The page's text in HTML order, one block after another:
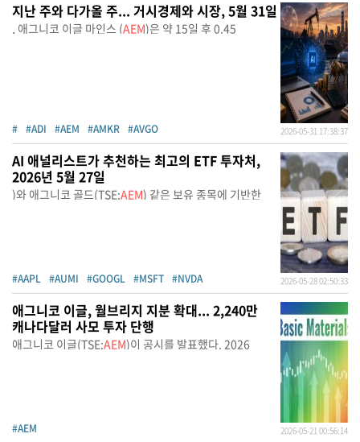
지난 주와 다가올 주... 거시경제와 시장, 5월 31일
, 애그니코 이글 마인스 (AEM)은 약 15일 후 0.45
# #ADI #AEM #AMKR #AVGO 2026-05-31 17:38:37
AI 애널리스트가 추천하는 최고의 ETF 투자처,
2026년 5월 27일
)와 애그니코 골드(TSE:AEM) 같은 보유 종목에 기반한
#AAPL #AUMI #GOOGL #MSFT #NVDA 2026-05-28 02:50:33
애그니코 이글, 월브리지 지분 확대... 2,240만
캐나다달러 사모 투자 단행
애그니코 이글(TSE:AEM )이 공시를 발표했다. 2026
#AEM 2026-05-21 00:56:14